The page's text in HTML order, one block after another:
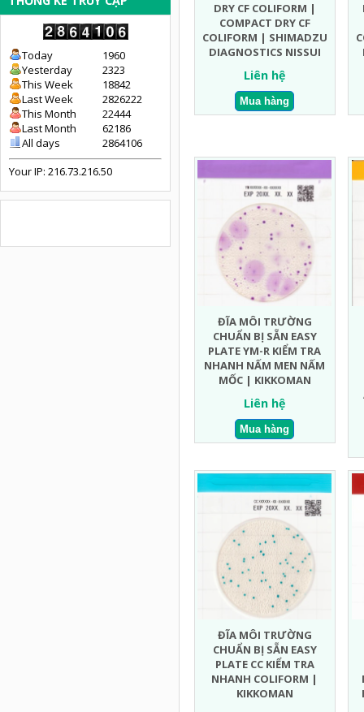
Today
1960
Yesterday
2323
This Week
18842
Last Week
2826222
This Month
22444
Last Month
62186
All days
2864106
Your IP: 216.73.216.50
DRY CF COLIFORM |
COMPACT DRY CF
COLIFORM | SHIMADZU
DIAGNOSTICS NISSUI
Liên hệ
ĐĨA MÔI TRƯỜNG
CHUẨN BỊ SẴN EASY
PLATE YM-R KIỂM TRA
NHANH NẤM MEN NẤM
MỐC | KIKKOMAN
Liên hệ
ĐĨA MÔI TRƯỜNG
CHUẨN BỊ SẴN EASY
PLATE CC KIỂM TRA
NHANH COLIFORM |
KIKKOMAN